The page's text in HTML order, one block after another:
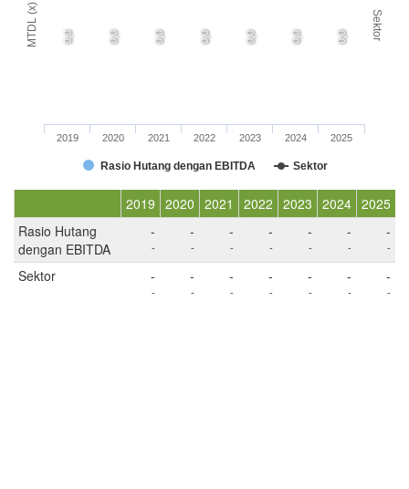
MTDL (x) Sektor
0,0 0,0 0,0 0,0 0,0 0,0 0,0
Rasio Hutang dengan EBITDA Sektor
2019 2020 2021 2022 2023 2024 2025
2019 2020 2021 2022 2023 2024 2025
Rasio Hutang
dengan EBITDA
-
-
-
-
-
-
-
-
-
-
-
-
-
-
Sektor -
-
-
-
-
-
-
-
-
-
-
-
-
-